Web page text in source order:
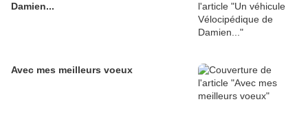
Damien...
Avec mes meilleurs voeux